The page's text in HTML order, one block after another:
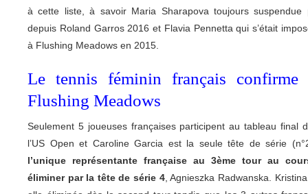
à cette liste, à savoir Maria Sharapova toujours
depuis Roland Garros 2016 et Flavia Pennetta qui s’était
à Flushing Meadows en 2015.
Le tennis féminin français confirme
Flushing Meadows
Seulement 5 joueuses françaises participent au tableau final
l’US Open et Caroline Garcia est la seule tête de série
l’unique représentante française au 3ème tour au
éliminer par la tête de série 4, Agnieszka Radwanska.